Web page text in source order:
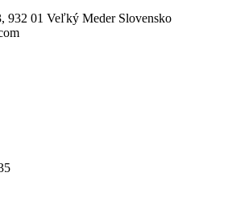
932 01 Veľký Meder Slovensko